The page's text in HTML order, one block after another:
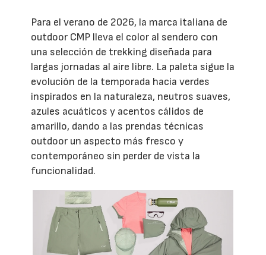
Para el verano de 2026, la marca italiana de
outdoor CMP lleva el color al sendero con
una selección de trekking diseñada para
largas jornadas al aire libre. La paleta sigue la
evolución de la temporada hacia verdes
inspirados en la naturaleza, neutros suaves,
azules acuáticos y acentos cálidos de
amarillo, dando a las prendas técnicas
outdoor un aspecto más fresco y
contemporáneo sin perder de vista la
funcionalidad.